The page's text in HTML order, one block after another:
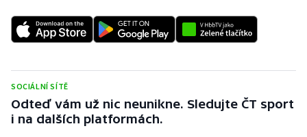
SOCIÁLNÍ SÍTĚ
Odteď vám už nic neunikne. Sledujte ČT sport
i na dalších platformách.